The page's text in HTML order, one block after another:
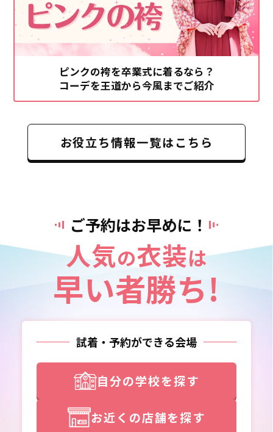
ピンクの袴を卒業式に着るなら？
コーデを王道から今風までご紹介
お役立ち情報一覧はこちら
ご予約はお早めに！
人気の衣装は
早い者勝ち!
試着・予約ができる会場
自分の学校を探す
お近くの店舗を探す